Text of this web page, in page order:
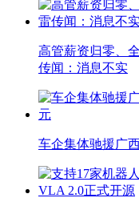
高管薪资归零、
传闻：消息不实
车企集体驰援广